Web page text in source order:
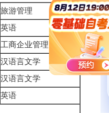
旅游管理
英语
工商企业管理
汉语言文学
汉语言文学
英语